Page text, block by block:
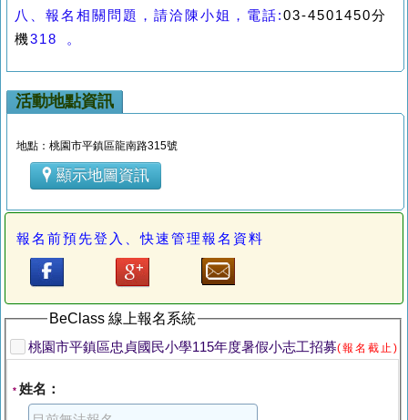
八、報名相關問題，請洽陳小姐，電話:03-4501450分
機318 。
活動地點資訊
地點：桃園市平鎮區龍南路315號
顯示地圖資訊
報名前預先登入、快速管理報名資料
BeClass 線上報名系統
桃園市平鎮區忠貞國民小學115年度暑假小志工招募(報名截止)
* 姓名：